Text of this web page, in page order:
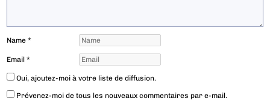
Name*
Email*
Oui, ajoutez-moi à votre liste de diffusion.
Prévenez-moi de tous les nouveaux commentaires par e-mail.